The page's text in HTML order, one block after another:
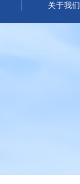
关于我们